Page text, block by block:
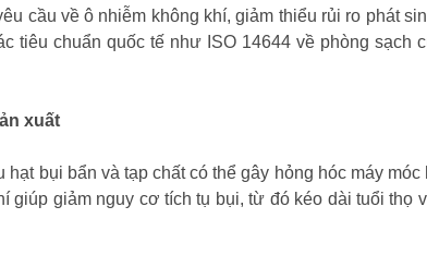
cầu về ô nhiễm không khí, giảm thiểu rủi ro phát
tiêu chuẩn quốc tế như ISO 14644 về phòng
xuất
hạt bụi bẩn và tạp chất có thể gây hỏng hóc máy
giúp giảm nguy cơ tích tụ bụi, từ đó kéo dài tuổi thọ